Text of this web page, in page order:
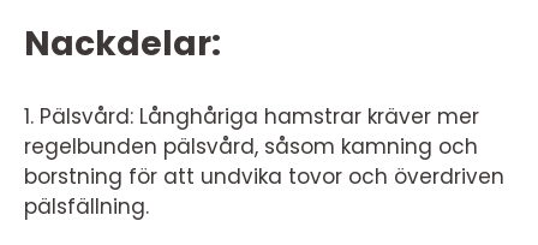
Nackdelar:
1. Pälsvård: Långhåriga hamstrar kräver mer
regelbunden pälsvård, såsom kamning och
borstning för att undvika tovor och överdriven
pälsfällning.